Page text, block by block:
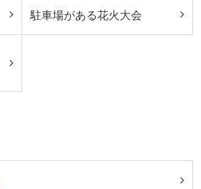
駐車場がある花火大会